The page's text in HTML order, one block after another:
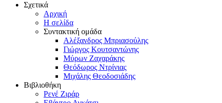
Σχετικά
Αρχική
Η σελίδα
Συντακτική ομάδα
Αλέξανδρος Μπριασούλης
Γιώργος Κουτσαντώνης
Μύρων Ζαχαράκης
Θεόδωρος Ντρίνιας
Μιχάλης Θεοδοσιάδης
Βιβλιοθήκη
Ρενέ Ζιράρ